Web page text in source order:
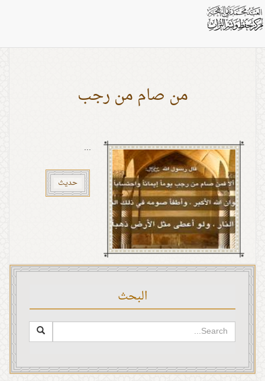
بطاقات: حدیث
من صام من رجب
...
حدیث
البحث